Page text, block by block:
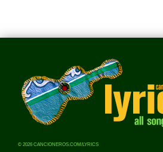
© 2026 CANCIONEROS.COM/LYRICS